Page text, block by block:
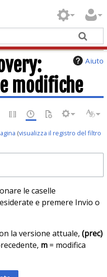
Aiuto
modifiche
(visualizza il registro del filtro
le caselle
e premere Invio o
la versione attuale, (prec)
m= modifica